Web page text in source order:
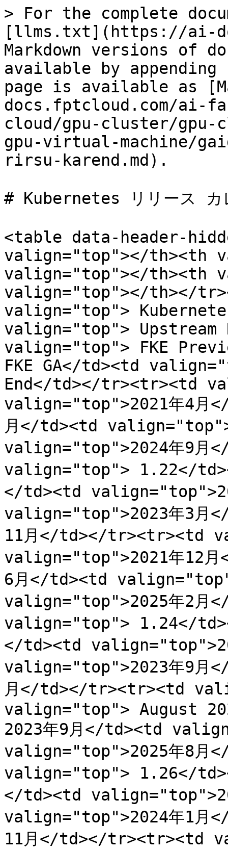
> For the complete
[llms.txt](https://ai-
Markdown versions of
available by
page is available as
docs.fptcloud.com/ai-
cloud/gpu-cluster/gpu-
gpu-virtual-machine/
rirsu-karend.md).
# Kubernetes リリース カ
<table data-header-
valign="top"></th><th
valign="top"></th><th
valign="top"></th></
valign="top">
valign="top"> Upstream
valign="top"> FKE
FKE GA</td><td
End</td></tr><tr><td
valign="top">2021年4月
月</td><td
valign="top">2024年9
valign="top"> 1.22</
</td><td
valign="top">2023年3月
11月</td></tr><tr><td
valign="top">2021年12
6月</td><td
valign="top">2025年2
valign="top"> 1.24</
</td><td
valign="top">2023年9月
月</td></tr><tr><td
valign="top"> August
2023年9月</td><td
valign="top">2025年8
valign="top"> 1.26</
</td><td
valign="top">2024年1月
11月</td></tr><tr><td